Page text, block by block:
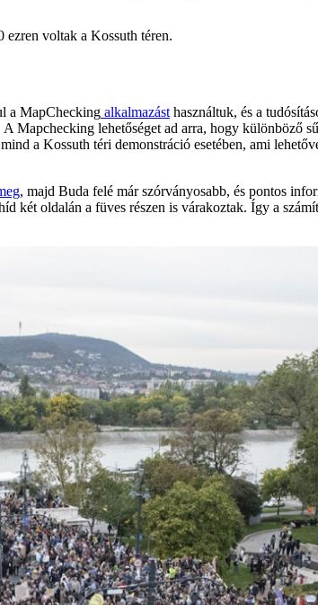
voltak a Kossuth téren.
a MapChecking alkalmazást használtuk, és a
lehetőséget ad arra, hogy különböző
a Kossuth téri demonstráció esetében, ami
, majd Buda felé már szórványosabb, és pontos
két oldalán a füves részen is várakoztak. Így a